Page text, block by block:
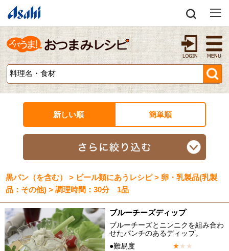
新しい順 簡単順
黒パン（を含む） > ビール類にあうレシピ > 卵・乳製品(乳製
品：その他) > 調理時間：30分 1品
ブルーチーズディップ
ブルーチーズとニンニクを組み合わ
せたパンチのあるディップ。
●難易度
★★ ★